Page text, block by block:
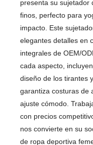
presenta su sujetador
finos, perfecto para
impacto. Este
elegantes detalles en
integrales de OEM/
cada aspecto,
diseño de los tirantes
garantiza costuras de
ajuste cómodo.
con precios
nos convierte en su
de ropa deportiva